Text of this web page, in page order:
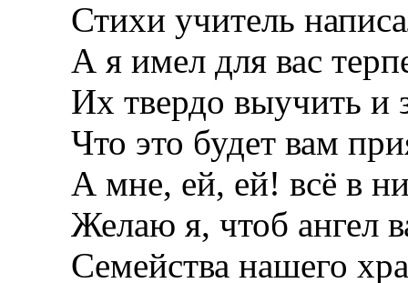
Стихи учитель
А я имел для вас
Их твердо выучить и
Что это будет вам
А мне, ей, ей! всё в
Желаю я, чтоб ангел
Семейства нашего